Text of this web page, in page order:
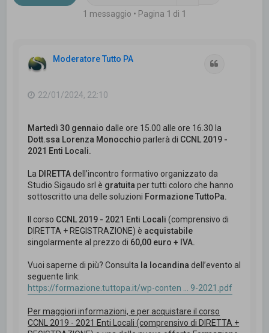
1 messaggio • Pagina 1 di 1
Moderatore Tutto PA
22/01/2024, 22:10
Martedì 30 gennaio dalle ore 15.00 alle ore 16.30 la
Dott.ssa Lorenza Monocchio parlerà di CCNL 2019 -
2021 Enti Locali.
La DIRETTA dell’incontro formativo organizzato da
Studio Sigaudo srl è gratuita per tutti coloro che hanno
sottoscritto una delle soluzioni Formazione TuttoPa.
Il corso CCNL 2019 - 2021 Enti Locali(comprensivo di
DIRETTA + REGISTRAZIONE) è acquistabile
singolarmente al prezzo di 60,00 euro + IVA.
Vuoi saperne di più? Consulta la locandina dell’evento al
seguente link:
https://formazione.tuttopa.it/wp-conten ... 9-2021.pdf
Per maggiori informazioni, e per acquistare il corso
CCNL 2019 - 2021 Enti Locali (comprensivo di DIRETTA +